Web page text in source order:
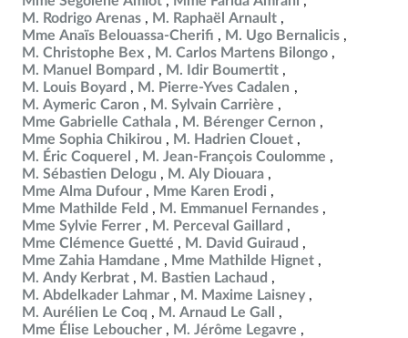
M. Rodrigo Arenas
M. Raphaël Arnault
Mme Anaïs Belouassa-Cherifi
M. Ugo Bernalicis
M. Christophe Bex
M. Carlos Martens Bilongo
M. Manuel Bompard
M. Idir Boumertit
M. Louis Boyard
M. Pierre-Yves Cadalen
M. Aymeric Caron
M. Sylvain Carrière
Mme Gabrielle Cathala
M. Bérenger Cernon
Mme Sophia Chikirou
M. Hadrien Clouet
M. Éric Coquerel
M. Jean-François Coulomme
M. Sébastien Delogu
M. Aly Diouara
Mme Alma Dufour
Mme Karen Erodi
Mme Mathilde Feld
M. Emmanuel Fernandes
Mme Sylvie Ferrer
M. Perceval Gaillard
Mme Clémence Guetté
M. David Guiraud
Mme Zahia Hamdane
Mme Mathilde Hignet
M. Andy Kerbrat
M. Bastien Lachaud
M. Abdelkader Lahmar
M. Maxime Laisney
M. Aurélien Le Coq
M. Arnaud Le Gall
Mme Élise Leboucher
M. Jérôme Legavre